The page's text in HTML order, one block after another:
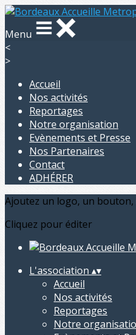
Menu
<
>
Accueil
Nos activités
Reportages
Notre organisation
Evènements et Presse
Nos Partenaires
Contact
ADHÉRER
Ajoutez un logo, un bouton,
Cliquez pour éditer
L'association ▴▾
Accueil
Nos activités
Reportages
Notre